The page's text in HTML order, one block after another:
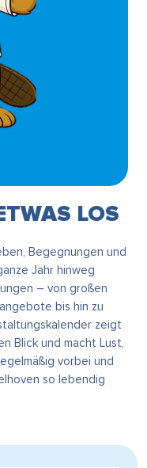
LOS
Begegnungen und
Jahr hinweg
– von großen
bis hin zu
zeigt
Blick und macht Lust,
vorbei und
so lebendig